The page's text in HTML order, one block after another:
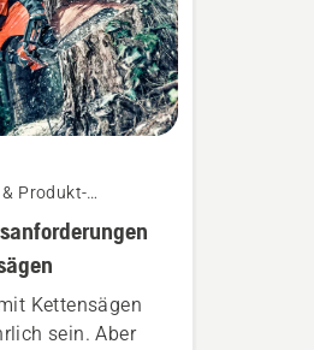
Produkt-
Kettensägen
sein. Aber